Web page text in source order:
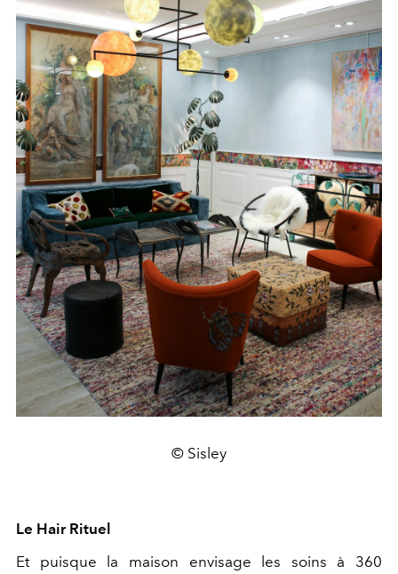
© Sisley
Le Hair Rituel
Et puisque la maison envisage les soins à 360